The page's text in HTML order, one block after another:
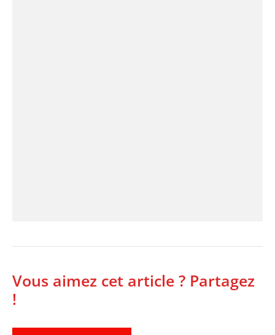
Vous aimez cet article ? Partagez
!